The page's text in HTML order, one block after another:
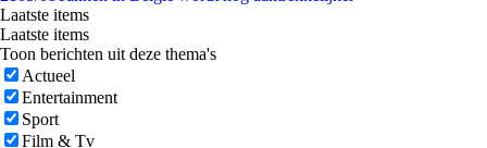
Laatste items
Laatste items
Toon berichten uit deze thema's
Actueel
Entertainment
Sport
Film & Tv